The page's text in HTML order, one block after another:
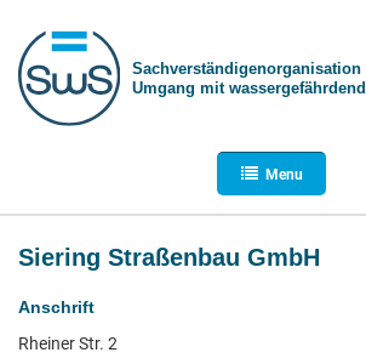
Umgang mit
Menu
Siering Straßenbau GmbH
Anschrift
Rheiner Str. 2